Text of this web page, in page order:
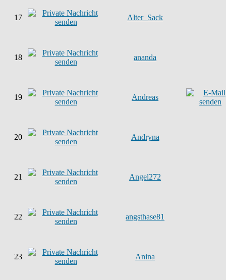
17 Alter_Sack
18 ananda
19 Andreas
20 Andryna
21 Angel272
22 angsthase81
23 Anina